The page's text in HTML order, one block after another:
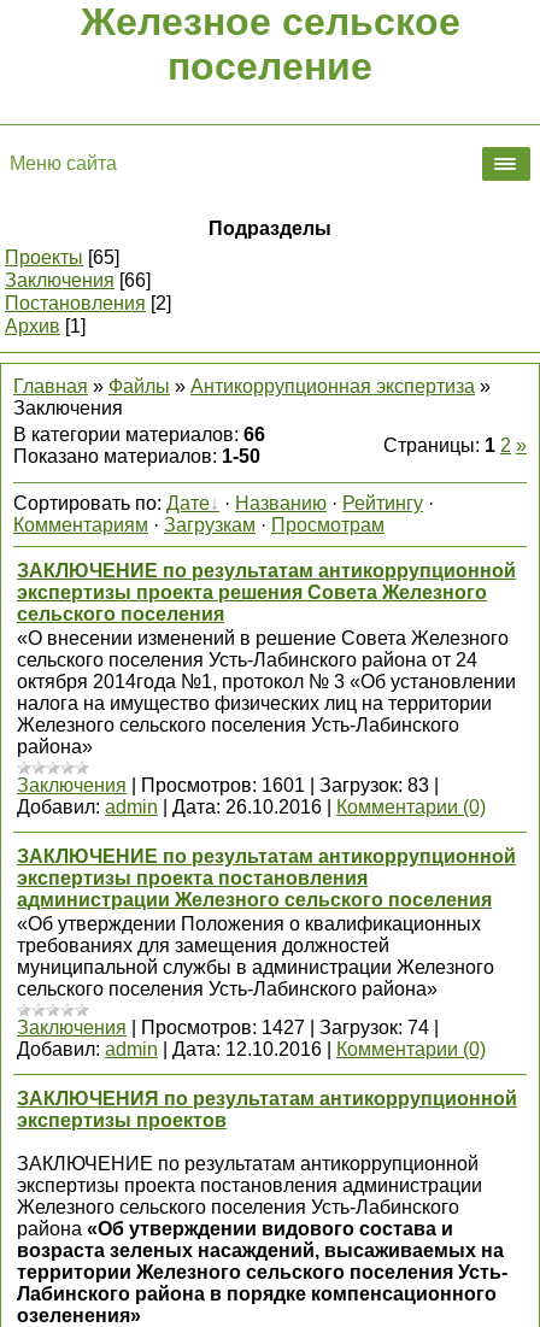
Железное сельское
поселение
Меню сайта
Подразделы
Проекты [65]
Заключения [66]
Постановления [2]
Архив [1]
Главная » Файлы » Антикоррупционная экспертиза »
Заключения
В категории материалов: 66
Показано материалов: 1-50
Страницы: 1 2 »
Сортировать по: Дате · Названию · Рейтингу ·
Комментариям · Загрузкам · Просмотрам
ЗАКЛЮЧЕНИЕ по результатам антикоррупционной
экспертизы проекта решения Совета Железного
сельского поселения
«О внесении изменений в решение Совета Железного
сельского поселения Усть-Лабинского района от 24
октября 2014года №1, протокол № 3 «Об установлении
налога на имущество физических лиц на территории
Железного сельского поселения Усть-Лабинского
района»
Заключения
Просмотров: 1601 Загрузок: 83
Добавил: admin Дата: 26.10.2016 Комментарии (0)
ЗАКЛЮЧЕНИЕ по результатам антикоррупционной
экспертизы проекта постановления
администрации Железного сельского поселения
«Об утверждении Положения о квалификационных
требованиях для замещения должностей
муниципальной службы в администрации Железного
сельского поселения Усть-Лабинского района»
Заключения
Просмотров: 1427 Загрузок: 74
Добавил: admin Дата: 12.10.2016 Комментарии (0)
ЗАКЛЮЧЕНИЯ по результатам антикоррупционной
экспертизы проектов
ЗАКЛЮЧЕНИЕ по результатам антикоррупционной
экспертизы проекта постановления администрации
Железного сельского поселения Усть-Лабинского
района «Об утверждении видового состава и
возраста зеленых насаждений, высаживаемых на
территории Железного сельского поселения Усть-
Лабинского района в порядке компенсационного
озеленения»